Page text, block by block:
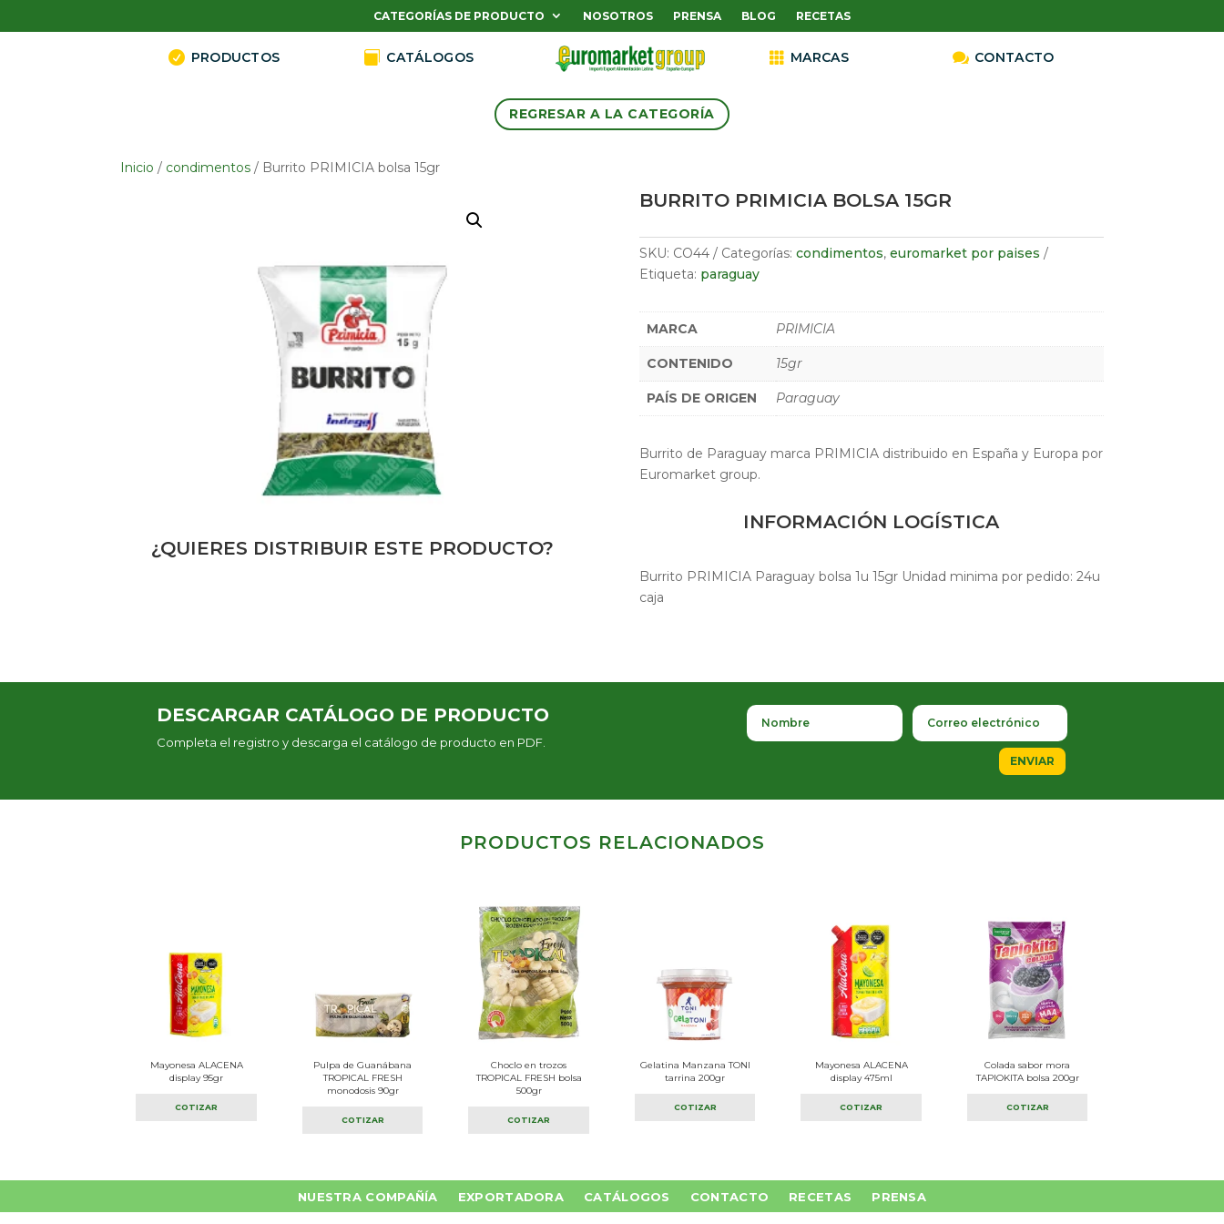
CATEGORÍAS DE PRODUCTO NOSOTROS PRENSA BLOG RECETAS
 PRODUCTOS  CATÁLOGOS  MARCAS  CONTACTO
REGRESAR A LA CATEGORÍA
Inicio / condimentos / Burrito PRIMICIA bolsa 15gr
¿QUIERES DISTRIBUIR ESTE PRODUCTO?
BURRITO PRIMICIA BOLSA 15GR
SKU: CO44 Categorías: condimentos, euromarket por paises
Etiqueta: paraguay
MARCA PRIMICIA
CONTENIDO 15gr
PAÍS DE ORIGEN Paraguay
Burrito de Paraguay marca PRIMICIA distribuido en España y Europa por
Euromarket group.
INFORMACIÓN LOGÍSTICA
Burrito PRIMICIA Paraguay bolsa 1u 15gr Unidad minima por pedido: 24u
caja
DESCARGAR CATÁLOGO DE PRODUCTO
Completa el registro y descarga el catálogo de producto en PDF.
ENVIAR
PRODUCTOS RELACIONADOS
Mayonesa ALACENA
display 95gr
COTIZAR
Pulpa de Guanábana
TROPICAL FRESH
monodosis 90gr
COTIZAR
Choclo en trozos
TROPICAL FRESH bolsa
500gr
COTIZAR
Gelatina Manzana TONI
tarrina 200gr
COTIZAR
Mayonesa ALACENA
display 475ml
COTIZAR
Colada sabor mora
TAPIOKITA bolsa 200gr
COTIZAR
NUESTRA COMPAÑÍA EXPORTADORA CATÁLOGOS CONTACTO RECETAS PRENSA